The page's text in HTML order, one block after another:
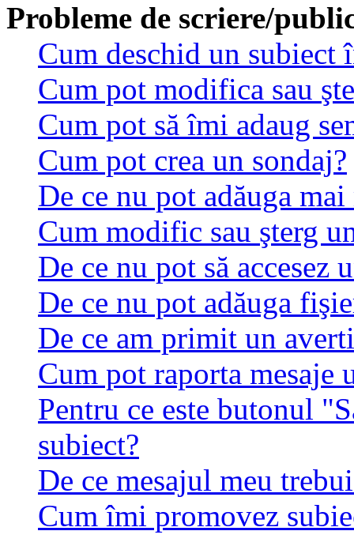
Probleme de scriere/
Cum deschid un subiect
Cum pot modifica sau
Cum pot să îmi adaug
Cum pot crea un sondaj?
De ce nu pot adăuga
Cum modific sau şterg
De ce nu pot să accesez
De ce nu pot adăuga
De ce am primit un
Cum pot raporta mesaje
Pentru ce este butonul
subiect?
De ce mesajul meu
Cum îmi promovez